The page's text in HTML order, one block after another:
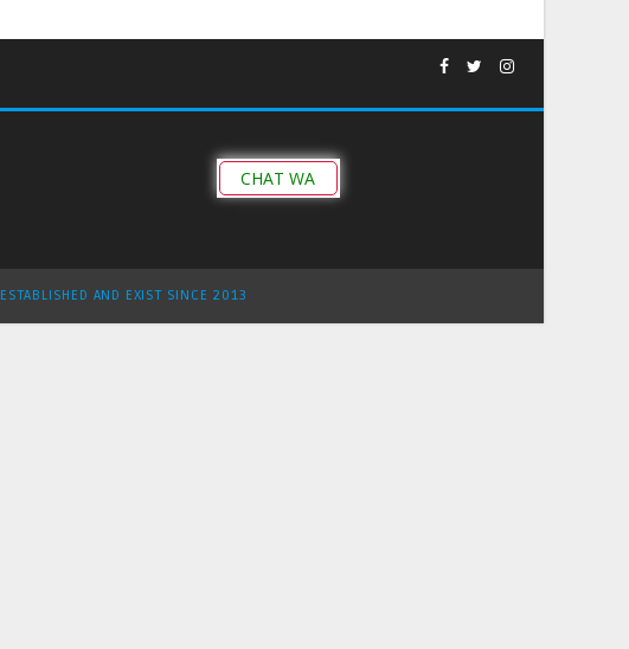
CHAT WA
ESTABLISHED AND EXIST SINCE 2013